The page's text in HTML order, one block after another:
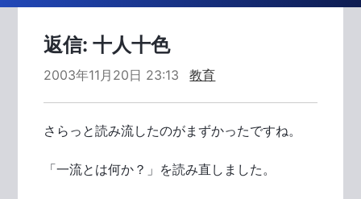
返信: 十人十色
2003年11月20日 23:13 教育
さらっと読み流したのがまずかったですね。
「一流とは何か？」を読み直しました。